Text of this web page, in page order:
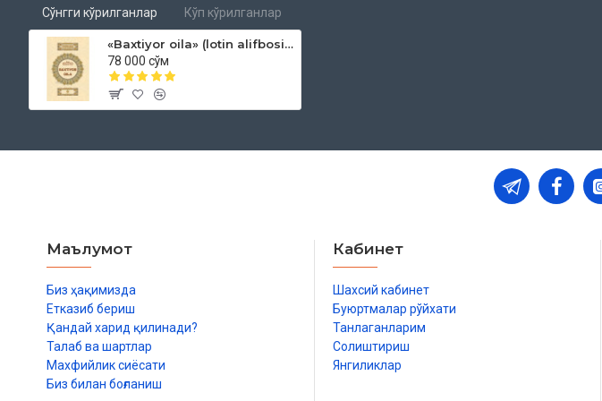
qildi.
O‘zi yaratgan borliqda O‘zi yaratgan inson qanday yashasa saodatli bo‘lishini yaxshi biladigan Alloh taolo erkak va
ayollarning nikoh orqali oila qurib yashashlarini iroda qildi. Shuning uchun ham O‘zining barcha Anbiyolariga,
avliyolariga va solih bandalariga nikohli hayotni ravo ko‘rdi. O‘zining barcha samoviy dinlarida nikohni joriy qildi.
O‘sha dinlari orqali insoniyatga, hayotning boshqa sohalaridagi kabi, nikoh va oila borasidagi saodatga eltuvchi
Shu tarzda, Alloh taolo insoniyatni asta-sekin tarbiyalab keldi va nihoyat insoniyat kamolga yetganda O‘zining oxirgi
va mukammal dini, Qiyomatgacha boqiy qoluvchi dini, barcha zamonlar va makonlarda insoniyatga ikki dunyo
saodat yo‘lini ko‘rsatib beruvchi dini – Islom orqali oilaviy hayotning mukammal ta’limotlarini joriy qildi. Ushbu
Ma’lumki, oila har bir jamiyatning boshlang‘ich hujayrasi hisoblanadi. Oila mustahkam, tinch, halol va pok bo‘lsa,
jamiyat ham osoyishta, mustahkam, farovon bo‘ladi. Aksincha, oilalarda parokandalik, buzg‘unchilik bo‘lsa, halol-
Shuning uchun ham qadimdan har bir jamiyat oila masalasiga katta e’tibor berib, oilalarning mustahkam va baxtiyor
bo‘lishi uchun imkonida bor bo‘lgan barcha chora va tadbirlarni ko‘rib kelgan. Zotan, sof insoniy tabiat xuddi shunday
bo‘lishini taqozo qiladi.
Ammo ming afsuslar bo‘lsinkim, keyingi paytlarda Gʻarbdagi ba’zi bir jamiyatlarda «hurriyat», «shaxs erkinligi» degan
Сўнгги кўрилганлар Кўп кўрилганлар
«Baxtiyor oila» (lotin alifbosida)
78 000 сўм
Маълумот
Биз ҳақимизда
Етказиб бериш
Қандай харид қилинади?
Талаб ва шартлар
Махфийлик сиёсати
Биз билан боғланиш
Кабинет
Шахсий кабинет
Буюртмалар рўйхати
Танлаганларим
Солиштириш
Янгиликлар